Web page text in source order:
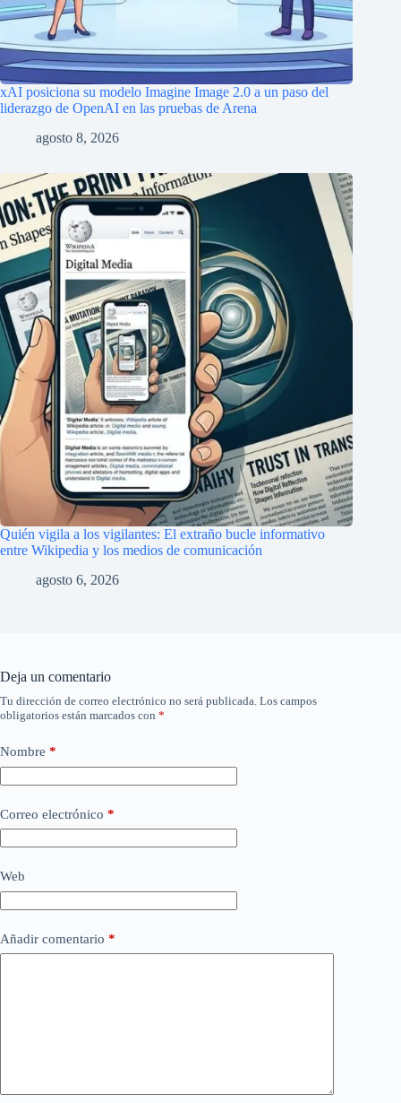
xAI posiciona su modelo Imagine Image 2.0 a un paso del
liderazgo de OpenAI en las pruebas de Arena
agosto 8, 2026
Quién vigila a los vigilantes: El extraño bucle informativo
entre Wikipedia y los medios de comunicación
agosto 6, 2026
Deja un comentario
Tu dirección de correo electrónico no será publicada. Los campos
obligatorios están marcados con *
Nombre *
Correo electrónico *
Web
Añadir comentario *